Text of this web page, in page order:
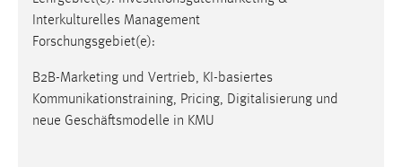
Interkulturelles Management
Forschungsgebiet(e):
B2B-Marketing und Vertrieb, KI-basiertes
Kommunikationstraining, Pricing, Digitalisierung und
neue Geschäftsmodelle in KMU